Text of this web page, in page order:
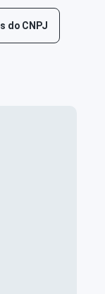
do CNPJ